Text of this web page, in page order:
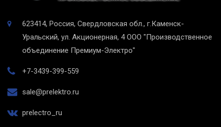
623414, Россия, Свердловская обл., г.Каменск-
Уральский, ул. Акционерная, 4 ООО "Производственное
объединение Премиум-Электро"
+7-3439-399-559
sale@prelektro.ru
prelectro_ru